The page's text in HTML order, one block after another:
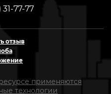
77-77
отзыв
применяются
технологии